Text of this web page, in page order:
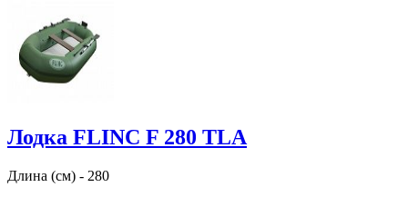
Лодка FLINC F 280 TLA
Длина (см) - 280